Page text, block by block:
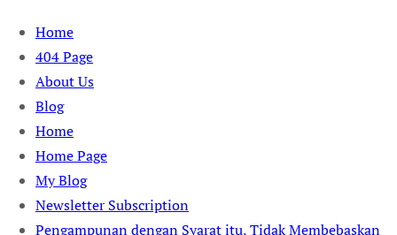
Skip
content
Home
404 Page
About Us
Blog
Home
Home Page
My Blog
Newsletter Subscription
Pengampunan dengan Syarat itu, Tidak Membebaskan